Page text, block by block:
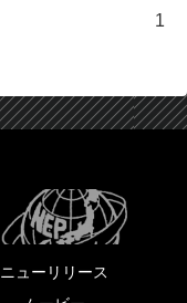
1
ニューリリース